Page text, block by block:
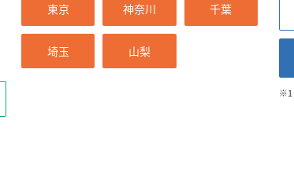
東京 神奈川 千葉
埼玉 山梨
※1